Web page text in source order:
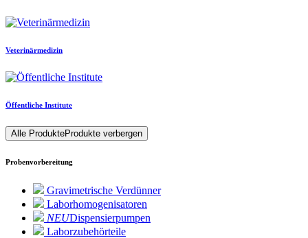
Veterinärmedizin
Öffentliche Institute
Alle ProdukteProdukte verbergen
Probenvorbereitung
Gravimetrische Verdünner
Laborhomogenisatoren
NEUDispensierpumpen
Laborzubehörteile